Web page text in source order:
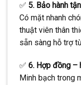
✅ 5. Bảo hành
Có mặt nhanh
thuật viên thân
sẵn sàng hỗ trợ
✅ 6. Hợp đồng –
Minh bạch trong